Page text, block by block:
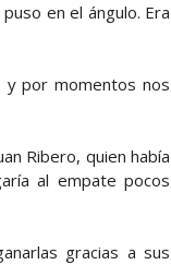
en el ángulo. Era
y por momentos nos
Ribero, quien había
al empate pocos
gracias a sus